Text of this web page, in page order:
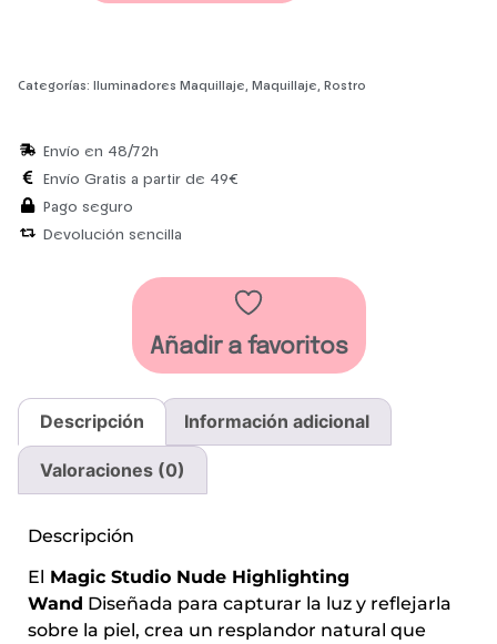
Categorías: Iluminadores Maquillaje Maquillaje Rostro
Envío en 48/72h
Envío Gratis a partir de 49€
Pago seguro
Devolución sencilla
Añadir a favoritos
Descripción Información adicional
Valoraciones (0)
Descripción
El Magic Studio Nude Highlighting
Wand Diseñada para capturar la luz y reflejarla
sobre la piel, crea un resplandor natural que